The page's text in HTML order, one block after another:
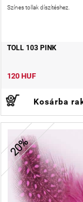
Színes tollak díszítéshez.
TOLL 103 PINK
120 HUF
Kosárba
20%